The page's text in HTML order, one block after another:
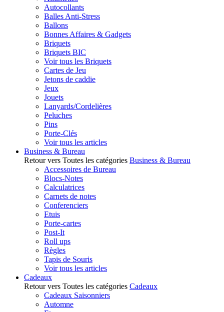
Autocollants
Balles Anti-Stress
Ballons
Bonnes Affaires & Gadgets
Briquets
Briquets BIC
Voir tous les Briquets
Cartes de Jeu
Jetons de caddie
Jeux
Jouets
Lanyards/Cordelières
Peluches
Pins
Porte-Clés
Voir tous les articles
Business & Bureau
Retour vers Toutes les catégories Business & Bureau
Accessoires de Bureau
Blocs-Notes
Calculatrices
Carnets de notes
Conferenciers
Etuis
Porte-cartes
Post-It
Roll ups
Règles
Tapis de Souris
Voir tous les articles
Cadeaux
Retour vers Toutes les catégories Cadeaux
Cadeaux Saisonniers
Automne